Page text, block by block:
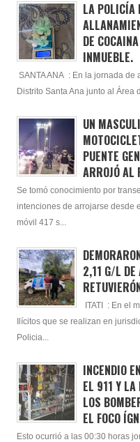
LA POLICÍA
DE
INMUEBLE.
SANTA ANA : En la jornada de
Distrito Santa Ana junto al Área
UN
PUENTE
ARROJÓ AL
Se tomó conocimiento por
intenciones de arrojarse desde
móvil 417 s...
2,11 G/L DE
ITATI : En el
Ilícitos que se realizan en
Policia...
INCENDIO
EL 911 Y LA
LOS
EL FOCO
Esto ocurrió a las 00:30 horas